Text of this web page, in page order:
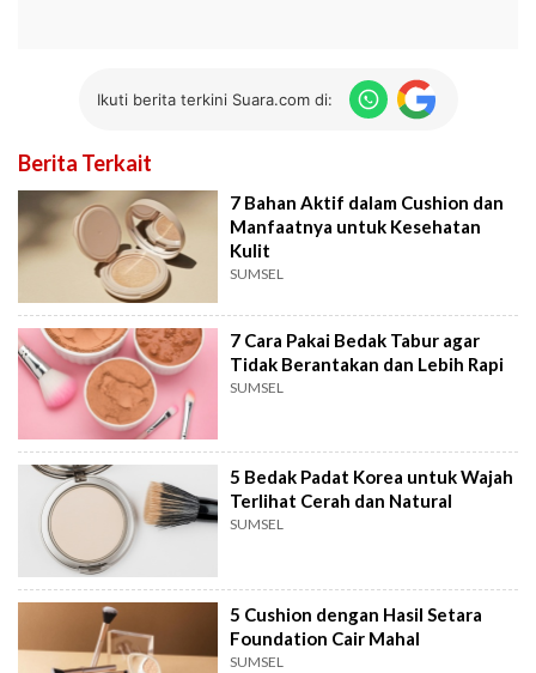
Ikuti berita terkini Suara.com di:
Berita Terkait
7 Bahan Aktif dalam Cushion dan
Manfaatnya untuk Kesehatan
Kulit
SUMSEL
7 Cara Pakai Bedak Tabur agar
Tidak Berantakan dan Lebih Rapi
SUMSEL
5 Bedak Padat Korea untuk Wajah
Terlihat Cerah dan Natural
SUMSEL
5 Cushion dengan Hasil Setara
Foundation Cair Mahal
SUMSEL